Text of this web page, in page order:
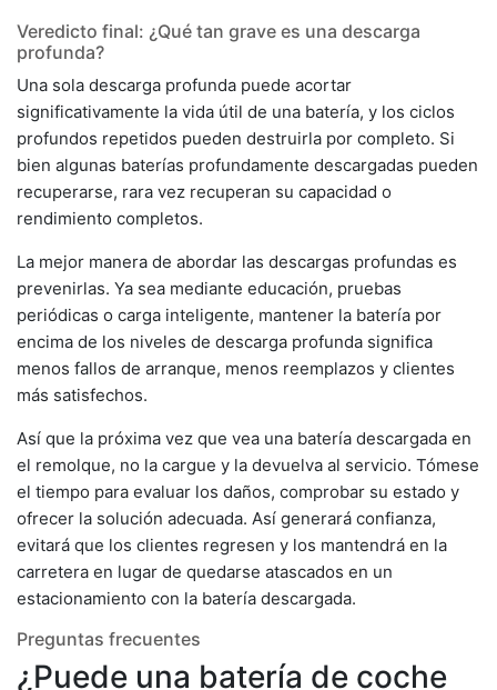
Veredicto final: ¿Qué tan grave es una descarga
profunda?
Una sola descarga profunda puede acortar
significativamente la vida útil de una batería, y los ciclos
profundos repetidos pueden destruirla por completo. Si
bien algunas baterías profundamente descargadas pueden
recuperarse, rara vez recuperan su capacidad o
rendimiento completos.
La mejor manera de abordar las descargas profundas es
prevenirlas. Ya sea mediante educación, pruebas
periódicas o carga inteligente, mantener la batería por
encima de los niveles de descarga profunda significa
menos fallos de arranque, menos reemplazos y clientes
más satisfechos.
Así que la próxima vez que vea una batería descargada en
el remolque, no la cargue y la devuelva al servicio. Tómese
el tiempo para evaluar los daños, comprobar su estado y
ofrecer la solución adecuada. Así generará confianza,
evitará que los clientes regresen y los mantendrá en la
carretera en lugar de quedarse atascados en un
estacionamiento con la batería descargada.
Preguntas frecuentes
¿Puede una batería de coche